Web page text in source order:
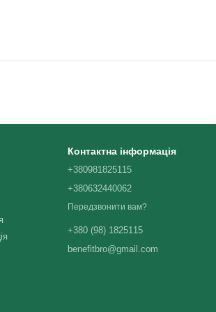
Контактна інформація
+380981825115
+380632440062
Передзвонити вам?
+380 (98) 1825115
benefitbro@gmail.com